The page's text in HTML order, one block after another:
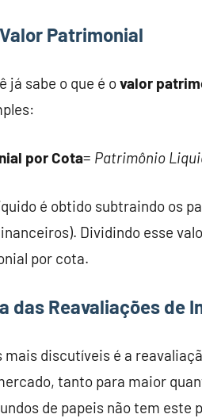
Patrimonial
já sabe o que é ovalor
por Cota= Patrimônio
é obtido subtraindo os
Dividindo esse
por cota.
das Reavaliações de
mais discutíveis é a
tanto para maior
de papeis não tem este